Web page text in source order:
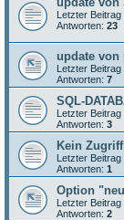
Letzter Beitrag
Antworten: 23
update von
Letzter Beitrag
Antworten: 7
SQL-
Letzter Beitrag
Antworten: 3
Kein
Letzter Beitrag
Antworten: 1
Option
Letzter Beitrag
Antworten: 2